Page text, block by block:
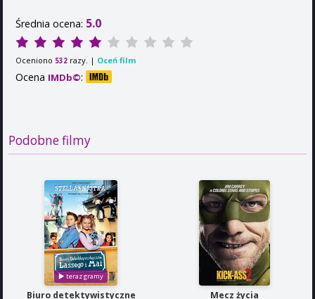
Średnia ocena: 5.0
Oceniono 532 razy. | Oceń film
Ocena IMDb©:
Podobne filmy
Biuro detektywistyczne
Mecz życia